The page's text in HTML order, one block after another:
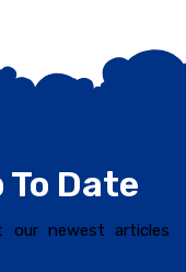
Date
newest articles